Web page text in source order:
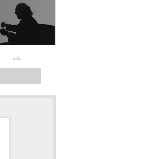
خانه